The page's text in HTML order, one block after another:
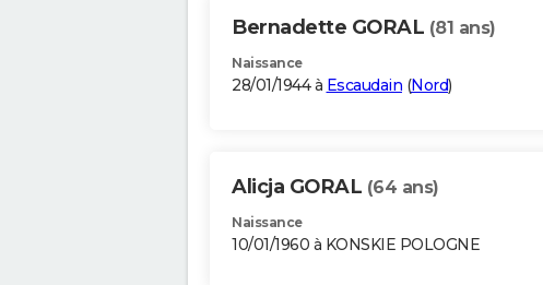
Bernadette GORAL (81 ans)
Naissance
28/01/1944 à Escaudain (Nord)
Alicja GORAL (64 ans)
Naissance
10/01/1960 à KONSKIE POLOGNE